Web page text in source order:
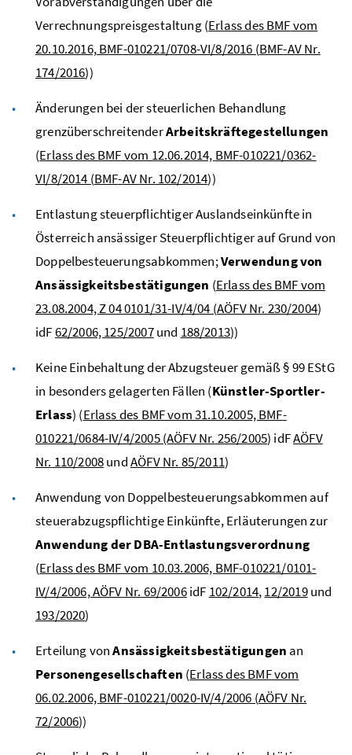
Verrechnungspreisgestaltung (Erlass desBMFvom
20.10.2016,BMF-010221/0708-VI/8/2016 (BMF-AVNr.
174/2016))
Änderungen bei der steuerlichen Behandlung
grenzüberschreitenderArbeitskräftegestellungen
(Erlass desBMFvom 12.06.2014, BMF-010221/0362-
VI/8/2014 (BMF-AVNr. 102/2014))
Entlastung steuerpflichtiger Auslandseinkünfte in
Österreich ansässiger Steuerpflichtiger auf Grund von
Doppelbesteuerungsabkommen;Verwendung von
Ansässigkeitsbestätigungen (Erlass desBMFvom
23.08.2004, Z 04 0101/31-IV/4/04 (AÖFVNr. 230/2004)
idF62/2006, 125/2007und 188/2013))
Keine Einbehaltung der Abzugsteuer gemäß § 99EStG
in besonders gelagerten Fällen (Künstler-Sportler-
Erlass) (Erlass des BMFvom 31.10.2005,BMF-
010221/0684-IV/4/2005 (AÖFVNr. 256/2005) idFAÖFV
Nr. 110/2008undAÖFVNr. 85/2011)
Anwendung von Doppelbesteuerungsabkommen auf
steuerabzugspflichtige Einkünfte, Erläuterungen zur
Anwendung derDBA-Entlastungsverordnung
(Erlass des BMF vom 10.03.2006, BMF-010221/0101-
IV/4/2006,AÖFV Nr. 69/2006idF 102/2014,12/2019und
193/2020)
Erteilung vonAnsässigkeitsbestätigungen an
Personengesellschaften (Erlass desBMFvom
06.02.2006,BMF-010221/0020-IV/4/2006 (AÖFV Nr.
72/2006))